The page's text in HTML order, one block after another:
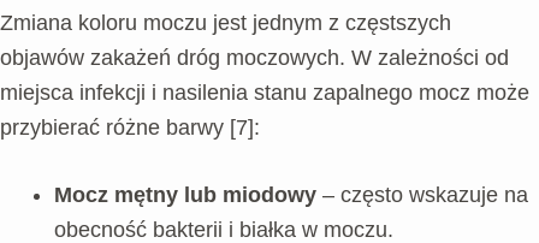
Zmiana koloru moczu jest jednym z częstszych
objawów zakażeń dróg moczowych. W zależności od
miejsca infekcji i nasilenia stanu zapalnego mocz może
przybierać różne barwy [7]:
Mocz mętny lub miodowy – często wskazuje na
obecność bakterii i białka w moczu.